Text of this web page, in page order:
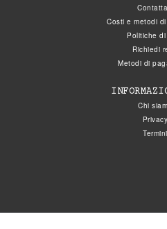
Costi e metodi
Politiche di
Richiedi
Metodi di
Chi
Privacy
Termini